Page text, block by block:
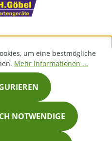
um eine bestmögliche
Mehr Informationen ...
NOTWENDIGE